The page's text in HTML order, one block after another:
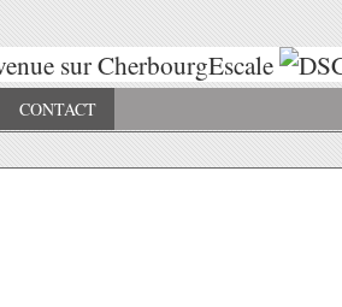
sur CherbourgEscale
CONTACT